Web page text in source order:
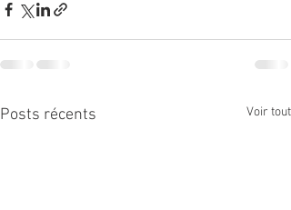
Posts récents Voir tout